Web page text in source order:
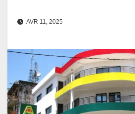
AVR 11, 2025